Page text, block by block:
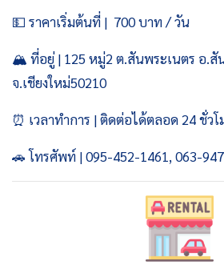
💵 ราคาเริ่มต้นที่ | 700 บาท / วัน
🏔️ ที่อยู่ | 125 หมู่2 ต.สันพระเนตร อ.สั
จ.เชียงใหม่50210
⏰ เวลาทำการ | ติดต่อได้ตลอด 24 ชั่วโ
🚗 โทรศัพท์ | 095-452-1461, 063-